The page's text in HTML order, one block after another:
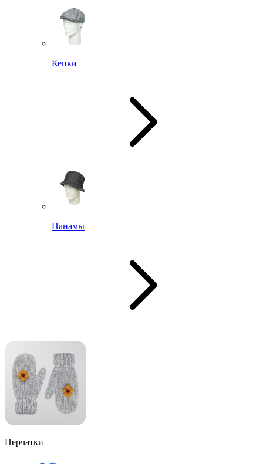
Кепки
Панамы
Перчатки